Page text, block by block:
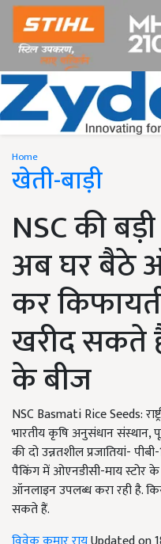
Home
खेती-बाड़ी
NSC की
अब घर बैठे
कर
खरीद सकते
के बीज
NSC Basmati Rice Seeds:
भारतीय कृषि अनुसंधान संस्थान,
की दो उन्नतशील प्रजातियां-
पैकिंग में ओएनडीसी-माय स्टोर
ऑनलाइन उपलब्ध करा रही है.
सकते हैं.